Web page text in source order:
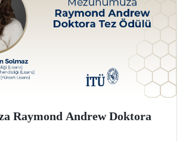
Raymond Andrew Doktora